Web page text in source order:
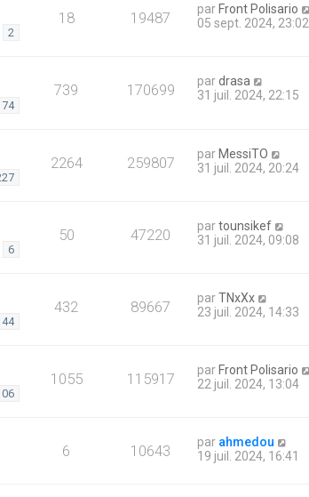
2
18 19487 par Front Polisario
05 sept. 2024, 23:02
74
739 170699 pardrasa
31 juil. 2024, 22:15
2264 259807 parMessiTO
31 juil. 2024, 20:24
6
50 47220 partounsikef
31 juil. 2024, 09:08
44
432 89667 parTNxXx
23 juil. 2024, 14:33
1055 115917 par Front Polisario
22 juil. 2024, 13:04
6 10643 par ahmedou
19 juil. 2024, 16:41